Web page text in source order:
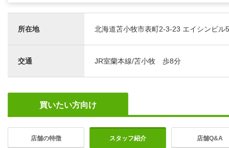
所在地 北海道苫小牧市表町2-3-23 エイシンビル
交通 JR室蘭本線/苫小牧 歩8分
買いたい方向け
店舗の特徴 スタッフ紹介 店舗Q&A